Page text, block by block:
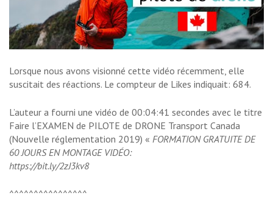
Lorsque nous avons visionné cette vidéo récemment, elle
suscitait des réactions. Le compteur de Likes indiquait: 684.
L’auteur a fourni une vidéo de 00:04:41 secondes avec le titre
Faire l’EXAMEN de PILOTE de DRONE Transport Canada
(Nouvelle réglementation 2019) « FORMATION GRATUITE DE
60 JOURS EN MONTAGE VIDÉO:
https://bit.ly/2zJ3kv8
^^^^^^^^^^^^^^^^